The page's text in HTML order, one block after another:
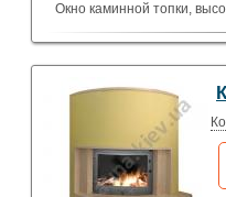
Окно каминной топки,
Окно каминной топки,
Beige.
Исполнение: Прямой,